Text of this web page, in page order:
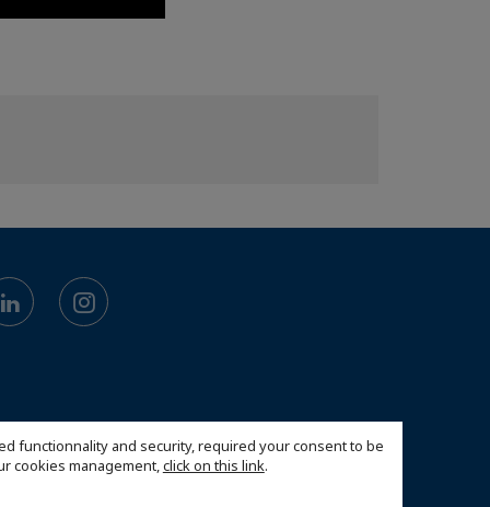
functionnality and security, required your consent to be
cookies management,click on this link.